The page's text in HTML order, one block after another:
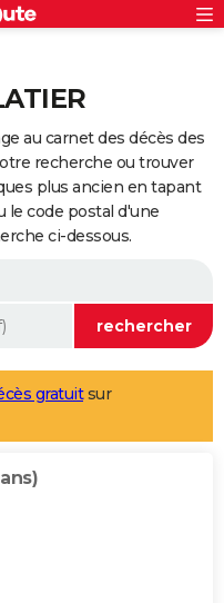
au carnet des décès des
recherche ou trouver
plus ancien en tapant
le code postal d'une
ci-dessous.
gratuitsur